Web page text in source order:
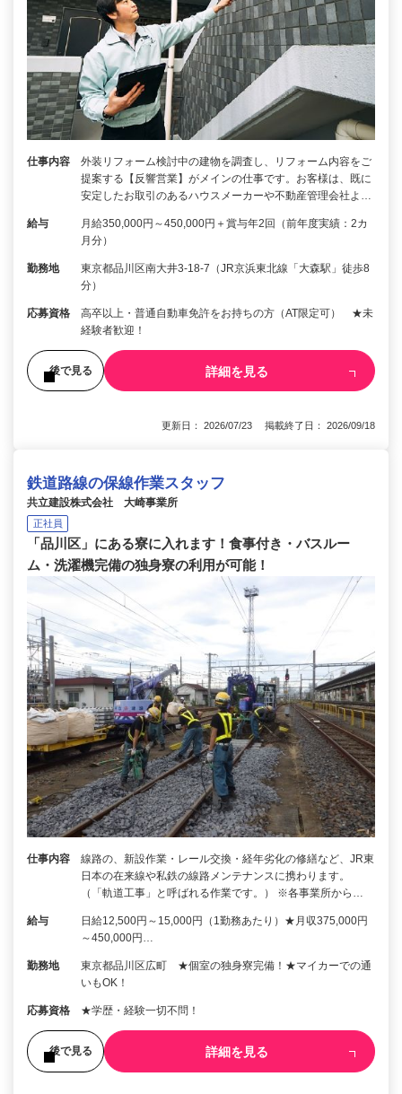
仕事内容
外装リフォーム検討中の建物を調査し、リフォーム内容をご
提案する【反響営業】がメインの仕事です。お客様は、既に
安定したお取引のあるハウスメーカーや不動産管理会社よ…
給与
月給350,000円～450,000円＋賞与年2回（前年度実績：2カ
月分）
勤務地
東京都品川区南大井3-18-7（JR京浜東北線「大森駅」徒歩8
分）
応募資格
高卒以上・普通自動車免許をお持ちの方（AT限定可） ★未
経験者歓迎！
後で見る 詳細を見る
更新日： 2026/07/23 掲載終了日： 2026/09/18
鉄道路線の保線作業スタッフ
共立建設株式会社 大崎事業所
正社員
「品川区」にある寮に入れます！食事付き・バスルー
ム・洗濯機完備の独身寮の利用が可能！
仕事内容
線路の、新設作業・レール交換・経年劣化の修繕など、JR東
日本の在来線や私鉄の線路メンテナンスに携わります。
（「軌道工事」と呼ばれる作業です。） ※各事業所から…
給与
日給12,500円～15,000円（1勤務あたり）★月収375,000円
～450,000円…
勤務地
東京都品川区広町 ★個室の独身寮完備！★マイカーでの通
いもOK！
応募資格 ★学歴・経験一切不問！
後で見る 詳細を見る